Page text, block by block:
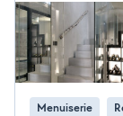
de plus
Michael.
Menuiserie